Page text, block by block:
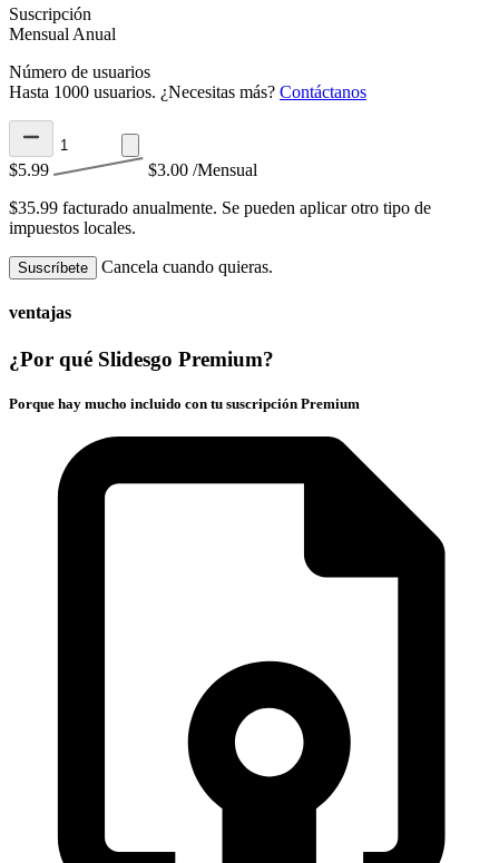
Suscripción
Mensual Anual
Número de usuarios
Hasta 1000 usuarios. ¿Necesitas más? Contáctanos
$5.99 $3.00 /Mensual
$35.99 facturado anualmente. Se pueden aplicar otro tipo de
impuestos locales.
Suscríbete Cancela cuando quieras.
ventajas
¿Por qué Slidesgo Premium?
Porque hay mucho incluido con tu suscripción Premium